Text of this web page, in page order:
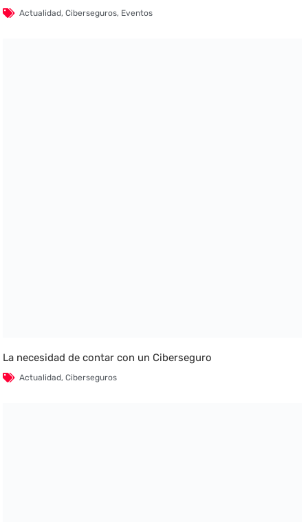
Actualidad,Ciberseguros, Eventos
La necesidad de contar con un Ciberseguro
Actualidad,Ciberseguros